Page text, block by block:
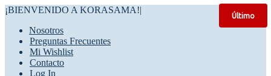
¡BIENVENIDO A KORASAMA!|
Nosotros
Preguntas Frecuentes
Mi Wishlist
Contacto
Log In
Último